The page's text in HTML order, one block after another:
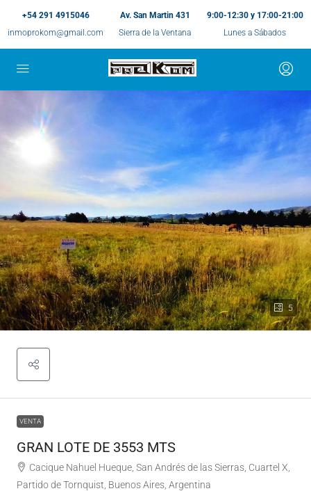
+54 291 4915046
inmoprokom@gmail.com
Av. San Martin 431
Sierra de la Ventana
9:00-12:30 y 17:00-21:00
Lunes a Sábados
5
VENTA
GRAN LOTE DE 3553 MTS
Cacique Nahuel Hueque, San Andrés de las Sierras, Cuartel X,
Partido de Tornquist, Buenos Aires, Argentina